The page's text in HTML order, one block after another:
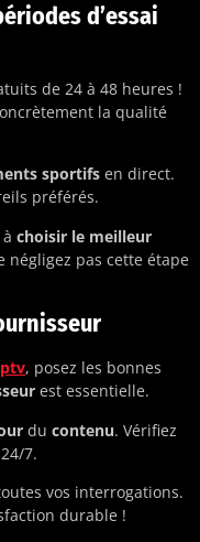
d’essai
de 24 à 48 heures !
la qualité
sportifs en direct.
préférés.
choisir le meilleur
négligez pas cette étape
, posez les bonnes
est essentielle.
du contenu. Vérifiez
7.
vos interrogations.
durable !